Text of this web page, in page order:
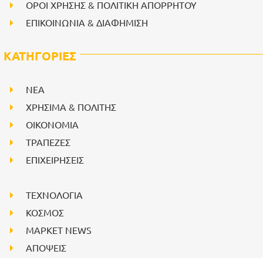
ΟΡΟΙ ΧΡΗΣΗΣ & ΠΟΛΙΤΙΚΗ ΑΠΟΡΡΗΤΟΥ
ΕΠΙΚΟΙΝΩΝΙΑ & ΔΙΑΦΗΜΙΣΗ
ΚΑΤΗΓΟΡΙΕΣ
NEA
ΧΡΗΣΙΜΑ & ΠΟΛΙΤΗΣ
ΟΙΚΟΝΟΜΙΑ
ΤΡΑΠΕΖΕΣ
ΕΠΙΧΕΙΡΗΣΕΙΣ
ΤΕΧΝΟΛΟΓΙΑ
ΚΟΣΜΟΣ
ΜΑΡΚΕΤ NEWS
ΑΠΟΨΕΙΣ